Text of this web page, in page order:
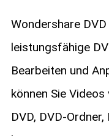
Wondershare
leistungsfähige
Bearbeiten und
können Sie
DVD, DVD-